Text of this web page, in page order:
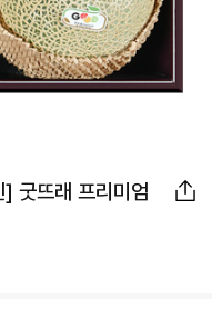
굿뜨래 프리미엄